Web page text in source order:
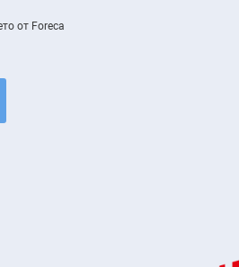
от Foreca